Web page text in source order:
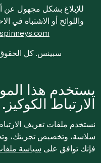
للإبلاغ بشكل مجهول عن
واللوائح أو الاشتباه في
© 2020-2026 سبينس. كل
يستخدم هذا
الارتباط الكوكيز.
نستخدم ملفات تعريف
سلاسة، وتخصيص تجربتك،
فإنك توافق على سياسة